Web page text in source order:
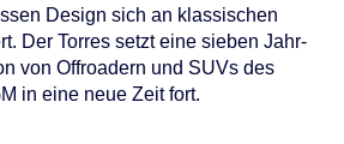
De­sign sich an klas­si­schen
Der Tor­res setzt eine sie­ben Jahr­
von Off­roa­dern und SUVs des
in eine neue Zeit fort.